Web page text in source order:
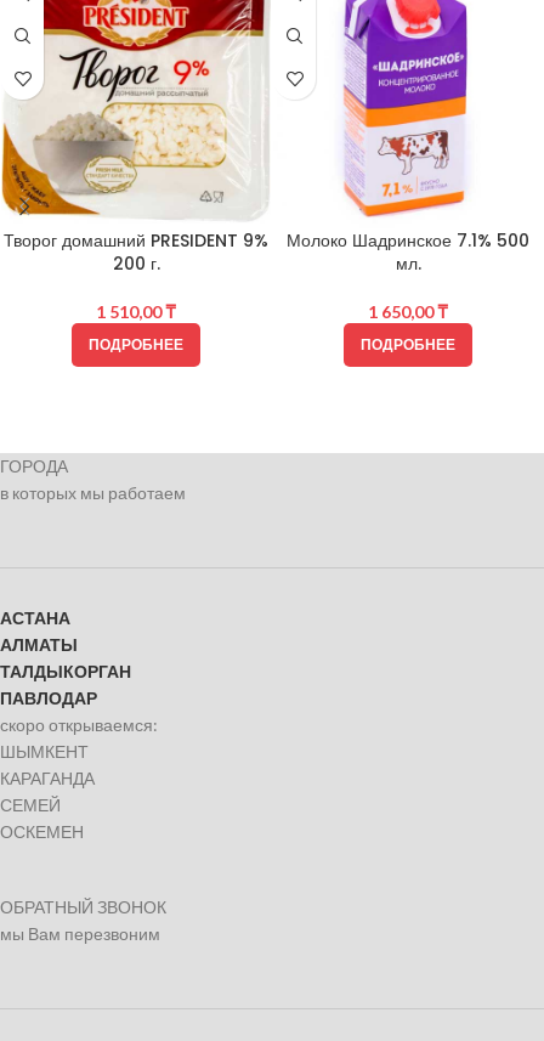
Творог домашний PRESIDENT 9%
200 г.
1 510,00₸
ПОДРОБНЕЕ
Молоко Шадринское 7.1% 500
мл.
1 650,00₸
ПОДРОБНЕЕ
ГОРОДА
в которых мы работаем
АСТАНА
АЛМАТЫ
ТАЛДЫКОРГАН
ПАВЛОДАР
скоро открываемся:
ШЫМКЕНТ
КАРАГАНДА
СЕМЕЙ
ОСКЕМЕН
ОБРАТНЫЙ ЗВОНОК
мы Вам перезвоним